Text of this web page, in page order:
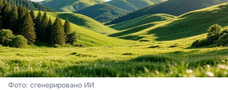
Фото: сгенерировано ИИ